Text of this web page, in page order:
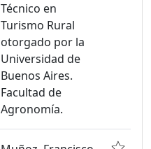
Técnico en
Turismo Rural
otorgado por la
Universidad de
Buenos Aires.
Facultad de
Agronomía.